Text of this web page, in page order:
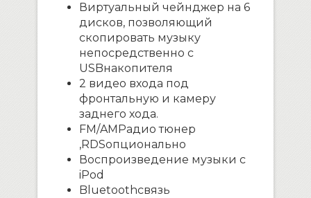
Виртуальный чейнджер на 6
дисков, позволяющий
скопировать музыку
непосредственно с
USBнакопителя
2 видео входа под
фронтальную и камеру
заднего хода.
FM/AM Радио тюнер
,RDSопционально
Воспроизведение музыки с
iPod
Bluetoothсвязь